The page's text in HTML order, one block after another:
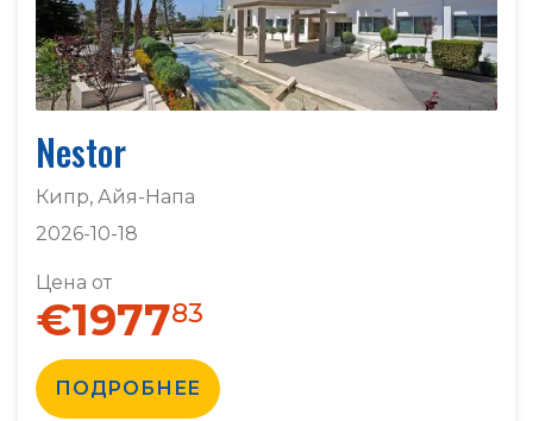
Nestor
Кипр, Айя-Напа
2026-10-18
Цена от
€197783
ПОДРОБНЕЕ